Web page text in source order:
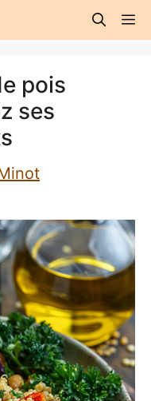
pois
ses